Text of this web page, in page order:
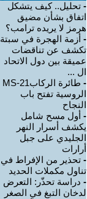
- تحليل.. كيف يتشكل
اتفاق بشأن مضيق
هرمز لا يريده ترامب؟
- أزمة الهجرة في سبتة
تكشف عن تناقضات
عميقة بين دول الاتحاد
ال ...
-
طائرة الركابMS-21
الروسية تفتح باب
النجاح
- أول مسح شامل
يكشف أسرار النهر
الجليدي على جبل
أرارات
- تحذير من الإفراط في
تناول مكملات الحديد
- دراسة تحذّر: التعرض
لدخان التبغ في الصغر